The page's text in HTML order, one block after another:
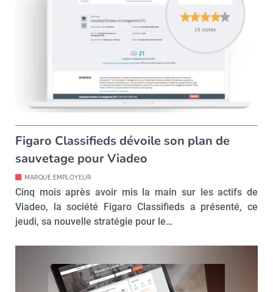
Figaro Classifieds dévoile son plan de
sauvetage pour Viadeo
MARQUE EMPLOYEUR
Cinq mois après avoir mis la main sur les actifs de
Viadeo, la société Figaro Classifieds a présenté, ce
jeudi, sa nouvelle stratégie pour le…